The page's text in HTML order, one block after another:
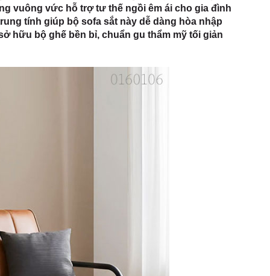
vuông vức hỗ trợ tư thế ngồi êm ái cho gia đình
tính giúp bộ sofa sắt này dễ dàng hòa nhập
hữu bộ ghế bền bỉ, chuẩn gu thẩm mỹ tối giản